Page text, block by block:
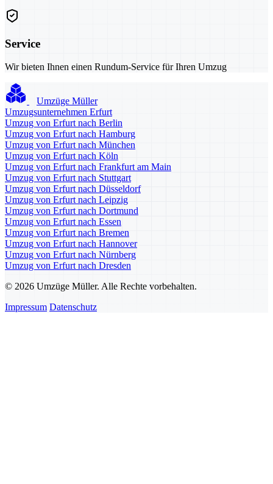
Service
Wir bieten Ihnen einen Rundum-Service für Ihren Umzug
Umzüge Müller
Umzugsunternehmen Erfurt
Umzug von Erfurt nach Berlin
Umzug von Erfurt nach Hamburg
Umzug von Erfurt nach München
Umzug von Erfurt nach Köln
Umzug von Erfurt nach Frankfurt am Main
Umzug von Erfurt nach Stuttgart
Umzug von Erfurt nach Düsseldorf
Umzug von Erfurt nach Leipzig
Umzug von Erfurt nach Dortmund
Umzug von Erfurt nach Essen
Umzug von Erfurt nach Bremen
Umzug von Erfurt nach Hannover
Umzug von Erfurt nach Nürnberg
Umzug von Erfurt nach Dresden
© 2026 Umzüge Müller. Alle Rechte vorbehalten.
Impressum Datenschutz